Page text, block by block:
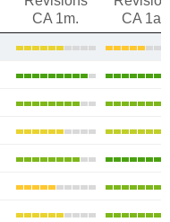
CA 1m.
CA 1an